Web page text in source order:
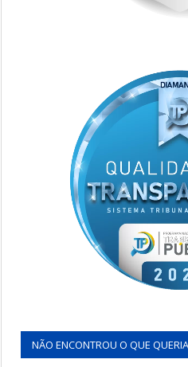
NÃO ENCONTROU O QUE